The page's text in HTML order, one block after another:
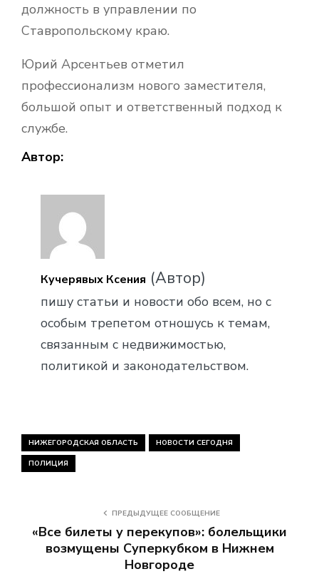
должность в управлении по
Ставропольскому краю.
Юрий Арсентьев отметил
профессионализм нового заместителя,
большой опыт и ответственный подход к
службе.
Автор:
Кучерявых Ксения (Автор)
пишу статьи и новости обо всем, но с
особым трепетом отношусь к темам,
связанным с недвижимостью,
политикой и законодательством.
НИЖЕГОРОДСКАЯ ОБЛАСТЬ НОВОСТИ СЕГОДНЯ
ПОЛИЦИЯ
ПРЕДЫДУЩЕЕ СООБЩЕНИЕ
«Все билеты у перекупов»: болельщики
возмущены Суперкубком в Нижнем
Новгороде